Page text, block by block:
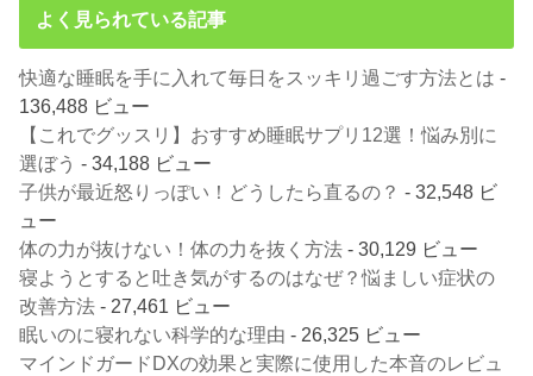
よく見られている記事
快適な睡眠を手に入れて毎日をスッキリ過ごす方法とは -
136,488 ビュー
【これでグッスリ】おすすめ睡眠サプリ12選！悩み別に
選ぼう - 34,188 ビュー
子供が最近怒りっぽい！どうしたら直るの？ - 32,548 ビ
ュー
体の力が抜けない！体の力を抜く方法 - 30,129 ビュー
寝ようとすると吐き気がするのはなぜ？悩ましい症状の
改善方法 - 27,461 ビュー
眠いのに寝れない科学的な理由 - 26,325 ビュー
マインドガードDXの効果と実際に使用した本音のレビュ